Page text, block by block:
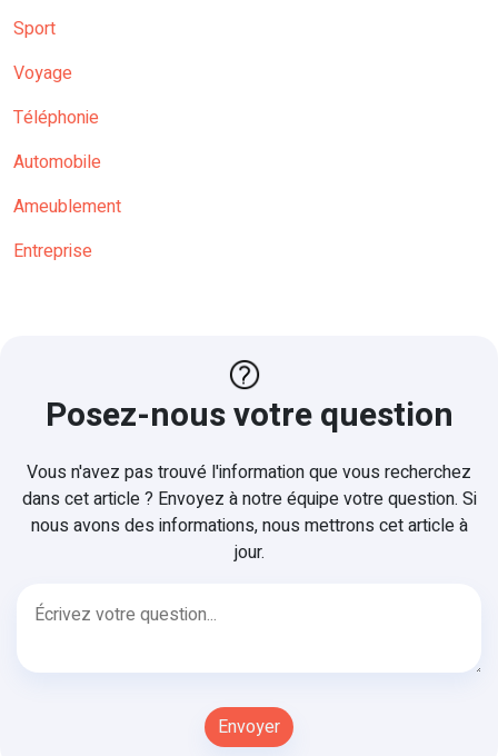
Sport
Voyage
Téléphonie
Automobile
Ameublement
Entreprise
Posez-nous votre question
Vous n'avez pas trouvé l'information que vous recherchez
dans cet article ? Envoyez à notre équipe votre question. Si
nous avons des informations, nous mettrons cet article à
jour.